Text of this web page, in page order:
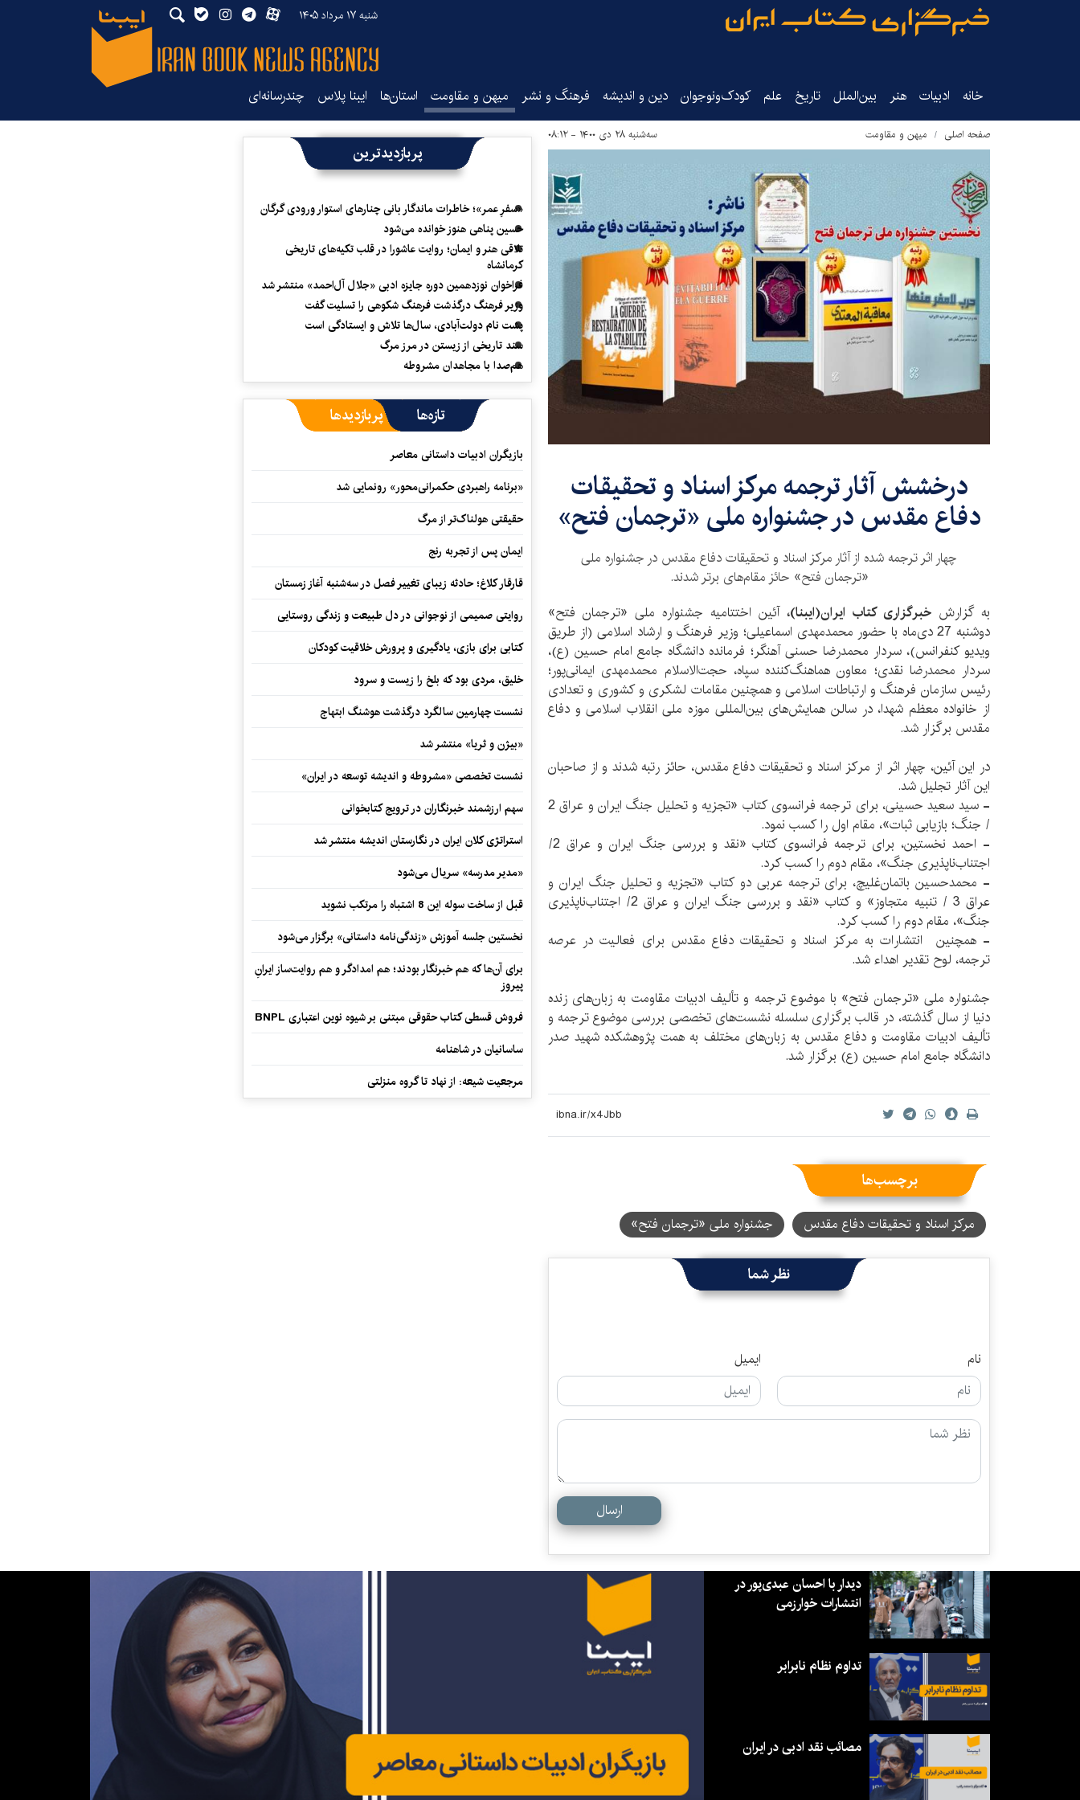
شنبه ۱۷ مرداد ۱۴۰۵
خانه ادبیات هنر بین‌الملل تاریخ‌ علم کودک‌ونوجوان دین و اندیشه فرهنگ و نشر میهن و مقاومت استان‌ها ایبنا پلاس چندرسانه‌ای
صفحه اصلی میهن و مقاومت سه‌شنبه ۲۸ دی ۱۴۰۰ - ۰۸:۱۲
درخشش آثار ترجمه مرکز اسناد و تحقیقات
دفاع مقدس در جشنواره ملی «ترجمان فتح»
چهار اثر ترجمه شده از آثار مرکز اسناد و تحقیقات دفاع مقدس در جشنواره ملی
«ترجمان فتح» حائز مقام‌های برتر شدند.
به گزارش خبرگزاری کتاب ایران(ایبنا)، آئین اختتامیه جشنواره ملی «ترجمان فتح»
دوشنبه 27 دی‌ماه با حضور محمدمهدی اسماعیلی؛ وزیر فرهنگ و ارشاد اسلامی (از طریق
ویدیو کنفرانس)، سردار محمدرضا حسنی آهنگر؛ فرمانده دانشگاه جامع امام حسین (ع)،
سردار محمدرضا نقدی؛ معاون هماهنگ‌کننده سپاه، حجت‌الاسلام محمدمهدی ایمانی‌پور؛
رئیس سازمان فرهنگ و ارتباطات اسلامی و همچنین مقامات لشکری و کشوری و تعدادی
از خانواده معظم شهدا، در سالن همایش‌های بین‌المللی موزه ملی انقلاب اسلامی و دفاع
مقدس برگزار شد.
در این آئین، چهار اثر از مرکز اسناد و تحقیقات دفاع مقدس، حائز رتبه شدند و از صاحبان
این آثار تجلیل شد.
-
سید سعید حسینی، برای ترجمه فرانسوی کتاب «تجزیه ‌و تحلیل جنگ ایران و عراق 2
/ جنگ؛ بازیابی ثبات»، مقام اول را کسب نمود.
-
احمد نخستین، برای ترجمه فرانسوی کتاب «نقد و بررسی جنگ ایران و عراق 2/
اجتناب‌ناپذیری جنگ»، مقام دوم را کسب کرد.
- محمدحسین باتمان‌غلیچ، برای ترجمه عربی دو کتاب «تجزیه ‌و تحلیل جنگ ایران و
عراق 3 / تنبیه متجاوز» و کتاب «نقد و بررسی جنگ ایران و عراق 2/ اجتناب‌ناپذیری
جنگ»، مقام دوم را کسب کرد.
- همچنین انتشارات به مرکز اسناد و تحقیقات دفاع مقدس برای فعالیت در عرصه
ترجمه، لوح تقدیر اهداء شد.
جشنواره ملی «ترجمان فتح» با موضوع ترجمه و تألیف ادبیات مقاومت به زبان‌های زنده
دنیا از سال گذشته، در قالب برگزاری سلسله نشست‌های تخصصی بررسی موضوع ترجمه و
تألیف ادبیات مقاومت و دفاع مقدس به زبان‌های مختلف به همت پژوهشکده شهید صدر
دانشگاه جامع امام حسین (ع) برگزار شد.
برچسب‌ها
مرکز اسناد و تحقیقات دفاع مقدس جشنواره ملی «ترجمان فتح»
نظر شما
نام ایمیل
ارسال
پربازدیدترین
«سفرِ عمر»؛ خاطرات ماندگار بانی چنارهای استوار ورودی گرگان
حسین پناهی هنوز خوانده می‌شود
تلاقی هنر و ایمان؛ روایت عاشورا در قلب تکیه‌های تاریخی
کرمانشاه
فراخوان نوزدهمین دوره جایزه ادبی «جلال آل‌احمد» منتشر شد
وزیر فرهنگ درگذشت فرهنگ شکوهی را تسلیت گفت
پشت نام دولت‌آبادی، سال‌ها تلاش و ایستادگی است
سند تاریخی از زیستن در مرز مرگ
هم‌صدا با مجاهدان مشروطه
تازه‌ها پربازدیدها
بازیگران ادبیات داستانی معاصر
«برنامه راهبردی حکمرانی‌محور» رونمایی شد
حقیقتی هولناک‌تر از مرگ
ایمان پس از تجربه رنج
قارقار کلاغ؛ حادثه زیبای تغییر فصل در سه‌شنبه آغاز زمستان
روایتی صمیمی از نوجوانی در دل طبیعت و زندگی روستایی
کتابی برای بازی، یادگیری و پرورش خلاقیت کودکان
خلیق، مردی بود که بلخ را زیست و سرود
نشست چهارمین سالگرد درگذشت هوشنگ ابتهاج
«بیژن و ثریا» منتشر شد
نشست تخصصی «مشروطه و اندیشه توسعه در ایران»
سهم ارزشمند خبرنگاران در ترویج کتابخوانی
استراتژی کلان ایران در نگارستان اندیشه منتشر شد
«مدیر مدرسه» سریال می‌شود
قبل از ساخت سوله این 8 اشتباه را مرتکب نشوید
نخستین جلسه آموزش «زندگی‌نامه‌ داستانی» برگزار می‌شود
برای آن‌ها که هم خبرنگار بودند؛ هم امدادگر و هم‌ روایت‌ساز ایرانِ
پیروز
فروش قسطی کتاب حقوقی مبتنی بر شیوه نوین اعتباری BNPL
ساسانیان در شاهنامه
مرجعیت شیعه: از نهاد تا گروه منزلتی
دیدار با احسان عبدی‌پور در
انتشارات خوارزمی
تداوم نظام نابرابر
مصائب نقد ادبی در ایران